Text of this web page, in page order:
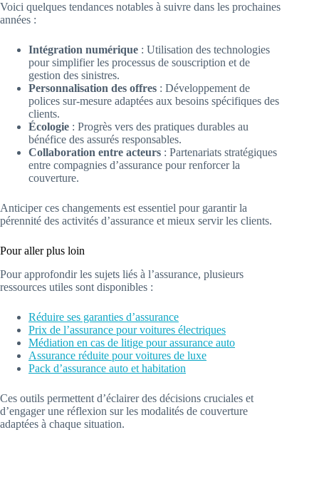
Voici quelques tendances notables à suivre dans les prochaines
années :
Intégration numérique : Utilisation des technologies
pour simplifier les processus de souscription et de
gestion des sinistres.
Personnalisation des offres : Développement de
polices sur-mesure adaptées aux besoins spécifiques des
clients.
Écologie : Progrès vers des pratiques durables au
bénéfice des assurés responsables.
Collaboration entre acteurs : Partenariats stratégiques
entre compagnies d’assurance pour renforcer la
couverture.
Anticiper ces changements est essentiel pour garantir la
pérennité des activités d’assurance et mieux servir les clients.
Pour aller plus loin
Pour approfondir les sujets liés à l’assurance, plusieurs
ressources utiles sont disponibles :
Réduire ses garanties d’assurance
Prix de l’assurance pour voitures électriques
Médiation en cas de litige pour assurance auto
Assurance réduite pour voitures de luxe
Pack d’assurance auto et habitation
Ces outils permettent d’éclairer des décisions cruciales et
d’engager une réflexion sur les modalités de couverture
adaptées à chaque situation.